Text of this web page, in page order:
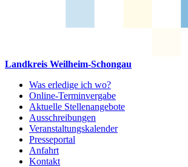
Landkreis Weilheim-Schongau
Was erledige ich wo?
Online-Terminvergabe
Aktuelle Stellenangebote
Ausschreibungen
Veranstaltungskalender
Presseportal
Anfahrt
Kontakt